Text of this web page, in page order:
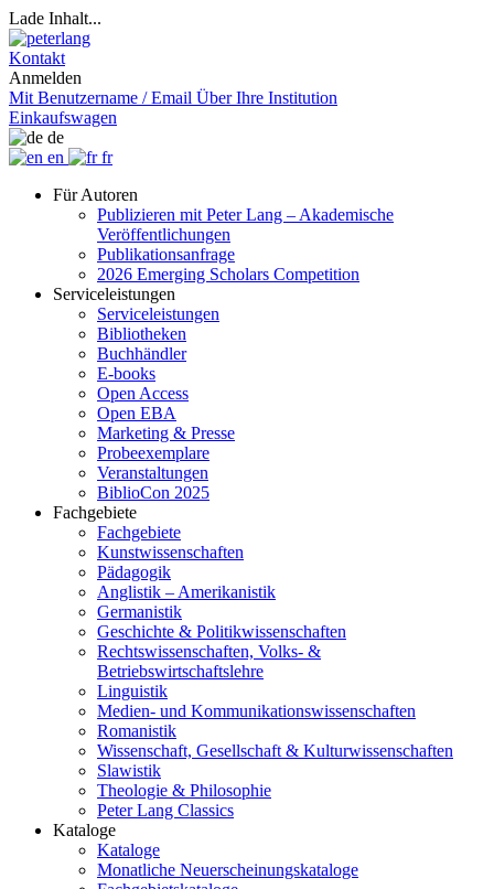
Lade Inhalt...
Kontakt
Anmelden
Mit Benutzername / Email Über Ihre Institution
Einkaufswagen
de
en
fr
Für Autoren
Publizieren mit Peter Lang – Akademische
Veröffentlichungen
Publikationsanfrage
2026 Emerging Scholars Competition
Serviceleistungen
Serviceleistungen
Bibliotheken
Buchhändler
E-books
Open Access
Open EBA
Marketing & Presse
Probeexemplare
Veranstaltungen
BiblioCon 2025
Fachgebiete
Fachgebiete
Kunstwissenschaften
Pädagogik
Anglistik – Amerikanistik
Germanistik
Geschichte & Politikwissenschaften
Rechtswissenschaften, Volks- &
Betriebswirtschaftslehre
Linguistik
Medien- und Kommunikationswissenschaften
Romanistik
Wissenschaft, Gesellschaft & Kulturwissenschaften
Slawistik
Theologie & Philosophie
Peter Lang Classics
Kataloge
Kataloge
Monatliche Neuerscheinungskataloge